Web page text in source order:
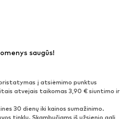
Išskirtiniai
saugūs!
į atsiėmimo punktus
atvejais taikomas 3,90 € siuntimo ir
30 dienų iki kainos sumažinimo.
tinklų. Skambučiams iš užsienio gali